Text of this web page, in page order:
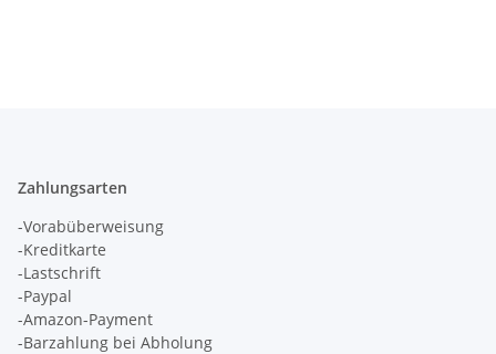
Zahlungsarten
-Vorabüberweisung
-Kreditkarte
-Lastschrift
-Paypal
-Amazon-Payment
-Barzahlung bei Abholung